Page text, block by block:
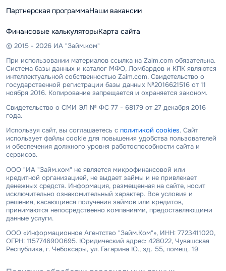
Партнерская программаНаши вакансии
Финансовые калькуляторыКарта сайта
© 2015 - 2026 ИА "Займ.ком"
При использовании материалов ссылка на Zaim.com обязательна.
Система базы данных и каталог МФО, Ломбардов и КПК являются
интеллектуальной собственностью Zaim.com. Свидетельство о
государственной регистрации базы данных №2016621516 от 11
ноября 2016. Копирование запрещается и охраняется законом.
Свидетельство о СМИ ЭЛ № ФС 77 - 68179 от 27 декабря 2016
года.
Используя сайт, вы соглашаетесь с политикой cookies. Сайт
использует файлы cookie для повышения удобства пользователей
и обеспечения должного уровня работоспособности сайта и
сервисов.
ООО "ИА "Займ.ком" не является микрофинансовой или
кредитной организацией, не выдает займы и не привлекает
денежных средств. Информация, размещенная на сайте, носит
исключительно ознакомительный характер. Все условия и
решения, касающиеся получения займов или кредитов,
принимаются непосредственно компаниями, предоставляющими
данные услуги.
ООО «Информационное Агентство "Займ.Ком"», ИНН: 7723411020,
ОГРН: 1157746900695. Юридический адрес: 428022, Чувашская
Республика, г. Чебоксары, ул. Гагарина Ю., зд. 55, помещ. 19